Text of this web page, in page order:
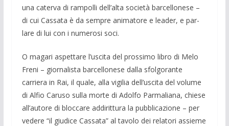
una caterva di rampolli dell’alta società barcellonese –
di cui Cas­sata è da sempre animatore e leader, e par­
lare di lui con i numerosi soci.
O magari aspettare l’uscita del prossimo libro di Melo
Freni – giornalista barcello­nese dalla sfolgorante
carriera in Rai, il quale, alla vigilia dell’uscita del volume
di Alfio Caruso sulla morte di Adolfo Par­maliana, chiese
all’autore di bloccare ad­dirittura la pubblicazione – per
vedere “il giudice Cassata” al tavolo dei relatori as­sieme